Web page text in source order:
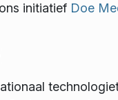
initiatief Doe